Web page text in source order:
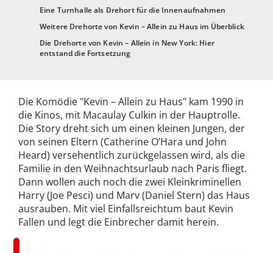
Eine Turnhalle als Drehort für die Innenaufnahmen
Weitere Drehorte von Kevin – Allein zu Haus im Überblick
Die Drehorte von Kevin – Allein in New York: Hier
entstand die Fortsetzung
Die Komödie "Kevin – Allein zu Haus" kam 1990 in
die Kinos, mit Macaulay Culkin in der Hauptrolle.
Die Story dreht sich um einen kleinen Jungen, der
von seinen Eltern (Catherine O’Hara und John
Heard) versehentlich zurückgelassen wird, als die
Familie in den Weihnachtsurlaub nach Paris fliegt.
Dann wollen auch noch die zwei Kleinkriminellen
Harry (Joe Pesci) und Marv (Daniel Stern) das Haus
ausrauben. Mit viel Einfallsreichtum baut Kevin
Fallen und legt die Einbrecher damit herein.